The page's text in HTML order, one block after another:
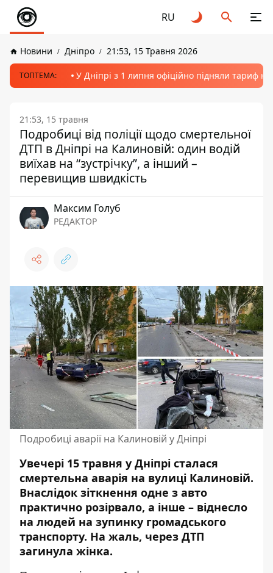
RU
Новини Дніпро 21:53, 15 Травня 2026
ТОПТЕМА: У Дніпрі з 1 липня офіційно підняли тариф
21:53, 15 травня
Подробиці від поліції щодо смертельної
ДТП в Дніпрі на Калиновій: один водій
виїхав на “зустрічку”, а інший –
перевищив швидкість
Максим Голуб
РЕДАКТОР
Подробиці аварії на Калиновій у Дніпрі
Увечері 15 травня у Дніпрі сталася
смертельна аварія на вулиці Калиновій.
Внаслідок зіткнення одне з авто
практично розірвало, а інше – віднесло
на людей на зупинку громадського
транспорту. На жаль, через ДТП
загинула жінка.